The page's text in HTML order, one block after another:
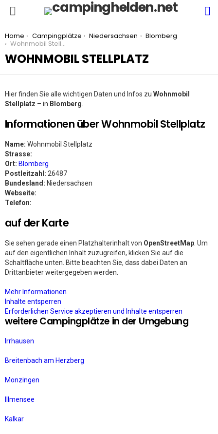
You are here:
Home Campingplätze Niedersachsen
Blomberg
Wohnmobil Stellplatz
WOHNMOBIL STELLPLATZ
Hier finden Sie alle wichtigen Daten und Infos zu Wohnmobil
Stellplatz – in Blomberg
Informationen über Wohnmobil Stellplatz
Name: Wohnmobil Stellplatz
Strasse:
Ort: Blomberg
Postleitzahl: 26487
Bundesland: Niedersachsen
Webseite:
Telefon:
auf der Karte
Sie sehen gerade einen Platzhalterinhalt von OpenStreetMap . Um
auf den eigentlichen Inhalt zuzugreifen, klicken Sie auf die
Schaltfläche unten. Bitte beachten Sie, dass dabei Daten an
Drittanbieter weitergegeben werden.
Mehr Informationen
Inhalte entsperren
Erforderlichen Service akzeptieren und Inhalte entsperren
weitere Campingplätze in der Umgebung
Irrhausen
Breitenbach am Herzberg
Monzingen
Illmensee
Kalkar